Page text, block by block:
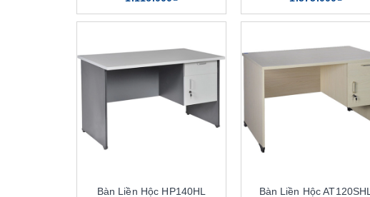
Bàn Liền Hộc HP140HL Bàn Liền Hộc AT120SHL